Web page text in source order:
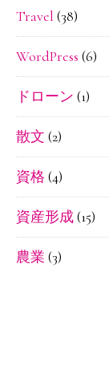
Travel (38)
WordPress (6)
ドローン (1)
散文 (2)
資格 (4)
資産形成(15)
農業 (3)